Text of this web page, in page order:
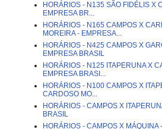
HORÁRIOS - N135 SÃO FIDÉLIS X
EMPRESA BR...
HORÁRIOS - N165 CAMPOS X
MOREIRA - EMPRESA...
HORÁRIOS - N425 CAMPOS X
EMPRESA BRASIL
HORÁRIOS - N125 ITAPERUNA X
EMPRESA BRASI...
HORÁRIOS - N100 CAMPOS X
CARDOSO MO...
HORÁRIOS - CAMPOS X
BRASIL
HORÁRIOS - CAMPOS X MÁQUINA